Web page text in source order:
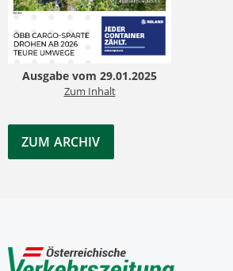
Ausgabe vom 29.01.2025
Zum Inhalt
ZUM ARCHIV